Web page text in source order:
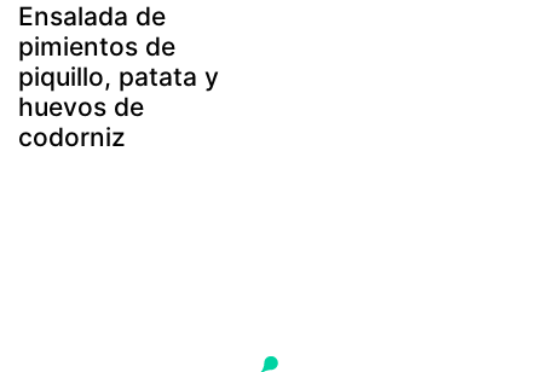
Ensalada de
pimientos de
piquillo, patata y
huevos de
codorniz